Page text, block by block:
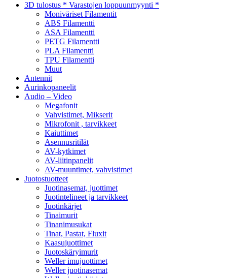
3D tulostus * Varastojen loppuunmyynti *
Moniväriset Filamentit
ABS Filamentti
ASA Filamentti
PETG Filamentti
PLA Filamentti
TPU Filamentti
Muut
Antennit
Aurinkopaneelit
Audio – Video
Megafonit
Vahvistimet, Mikserit
Mikrofonit , tarvikkeet
Kaiuttimet
Asennusritilät
AV-kytkimet
AV-liitinpanelit
AV-muuntimet, vahvistimet
Juotostuotteet
Juotinasemat, juottimet
Juotintelineet ja tarvikkeet
Juotinkärjet
Tinaimurit
Tinanimusukat
Tinat, Pastat, Fluxit
Kaasujuottimet
Juotoskäryimurit
Weller imujuottimet
Weller juotinasemat